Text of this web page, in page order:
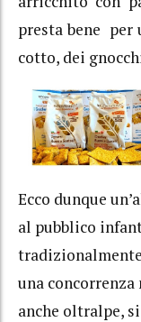
presta bene
cotto, dei
Ecco dunque
al pubblico
una concorrenza
anche oltralpe,